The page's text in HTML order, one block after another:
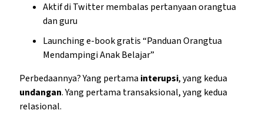
Aktif di Twitter membalas pertanyaan orangtua
dan guru
Launching e-book gratis “Panduan Orangtua
Mendampingi Anak Belajar”
Perbedaannya? Yang pertama interupsi, yang kedua
undangan. Yang pertama transaksional, yang kedua
relasional.